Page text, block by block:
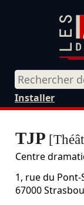
Installer
TJP
Centre
1, rue du
67000